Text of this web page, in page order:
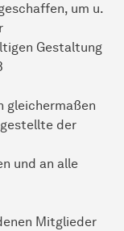
um u.
Gestaltung
gleichermaßen
der
und an alle
Mitglieder